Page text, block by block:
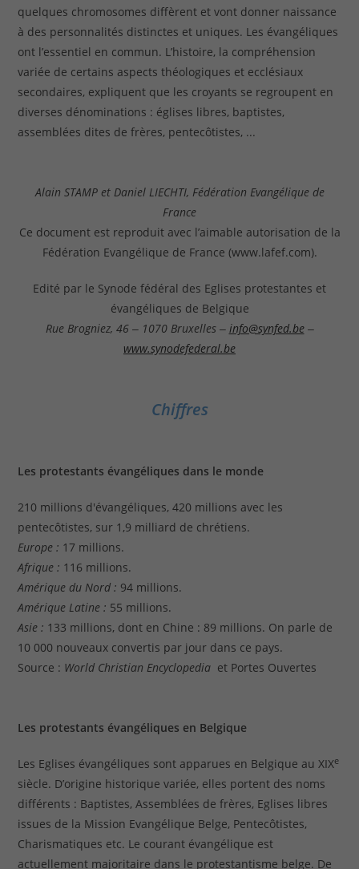
quelques chromosomes diffèrent et vont donner naissance
à des personnalités distinctes et uniques. Les évangéliques
ont l’essentiel en commun. L’histoire, la compréhension
variée de certains aspects théologiques et ecclésiaux
secondaires, expliquent que les croyants se regroupent en
diverses dénominations : églises libres, baptistes,
assemblées dites de frères, pentecôtistes, ...
Alain STAMP et Daniel LIECHTI, Fédération Evangélique de
France
Ce document est reproduit avec l’aimable autorisation de la
Fédération Evangélique de France (www.lafef.com).
Edité par le Synode fédéral des Eglises protestantes et
évangéliques de Belgique
Rue Brogniez, 46 ‒ 1070 Bruxelles ‒ info@synfed.be‒
www.synodefederal.be
Chiffres
Les protestants évangéliques dans le monde
210 millions d'évangéliques, 420 millions avec les
pentecôtistes, sur 1,9 milliard de chrétiens.
Europe : 17 millions.
Afrique : 116 millions.
Amérique du Nord : 94 millions.
Amérique Latine : 55 millions.
Asie : 133 millions, dont en Chine : 89 millions. On parle de
10 000 nouveaux convertis par jour dans ce pays.
Source : World Christian Encyclopedia et Portes Ouvertes
Les protestants évangéliques en Belgique
Les Eglises évangéliques sont apparues en Belgique au XIXe
siècle. D’origine historique variée, elles portent des noms
différents : Baptistes, Assemblées de frères, Eglises libres
issues de la Mission Evangélique Belge, Pentecôtistes,
Charismatiques etc. Le courant évangélique est
actuellement majoritaire dans le protestantisme belge. De